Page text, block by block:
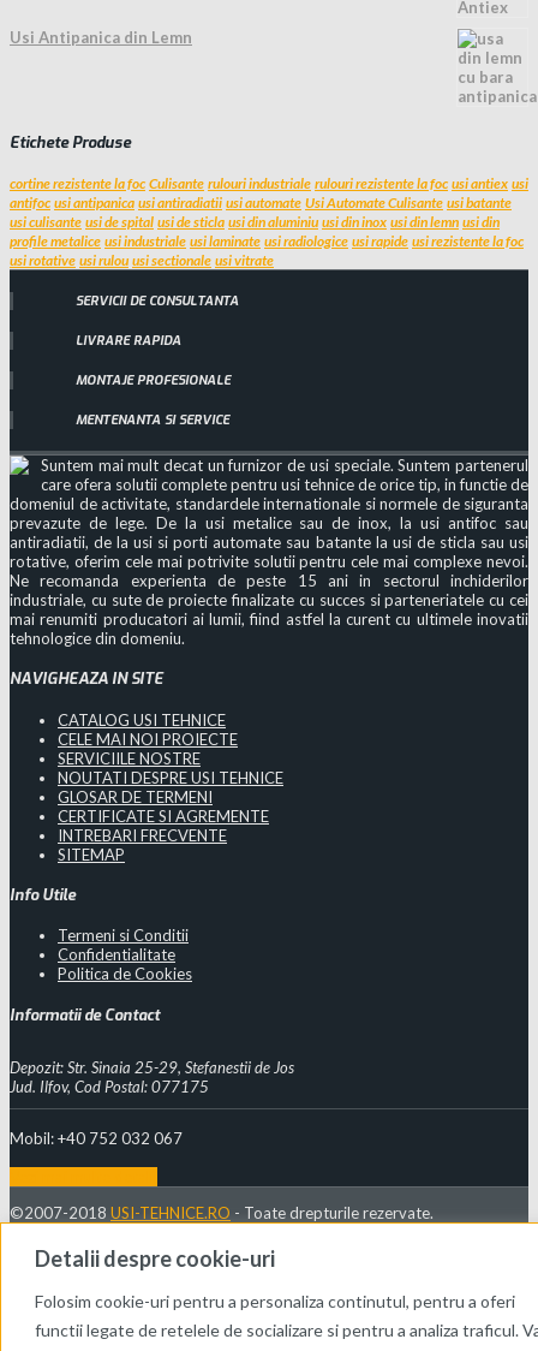
Detalii despre cookie-uri
Folosim cookie-uri pentru a personaliza continutul, pentru a oferi
functii legate de retelele de socializare si pentru a analiza traficul.
Usi Antipanica din Lemn
Etichete Produse
cortine rezistente la foc Culisante rulouri industriale rulouri rezistente la foc usi antiex usi
antifoc usi antipanica usi antiradiatii usi automate Usi Automate Culisante usi batante
usi culisante usi de spital usi de sticla usi din aluminiu usi din inox usi din lemn usi din
profile metalice usi industriale usi laminate usi radiologice usi rapide usi rezistente la foc
usi rotative usi rulou usi sectionale usi vitrate
SERVICII DE CONSULTANTA
LIVRARE RAPIDA
MONTAJE PROFESIONALE
MENTENANTA SI SERVICE
Suntem mai mult decat un furnizor de usi speciale. Suntem partenerul
care ofera solutii complete pentru usi tehnice de orice tip, in functie de
domeniul de activitate, standardele internationale si normele de siguranta
prevazute de lege. De la usi metalice sau de inox, la usi antifoc sau
antiradiatii, de la usi si porti automate sau batante la usi de sticla sau usi
rotative, oferim cele mai potrivite solutii pentru cele mai complexe nevoi.
Ne recomanda experienta de peste 15 ani in sectorul inchiderilor
industriale, cu sute de proiecte finalizate cu succes si parteneriatele cu cei
mai renumiti producatori ai lumii, fiind astfel la curent cu ultimele inovatii
tehnologice din domeniu.
NAVIGHEAZA IN SITE
CATALOG USI TEHNICE
CELE MAI NOI PROIECTE
SERVICIILE NOSTRE
NOUTATI DESPRE USI TEHNICE
GLOSAR DE TERMENI
CERTIFICATE SI AGREMENTE
INTREBARI FRECVENTE
SITEMAP
Info Utile
Termeni si Conditii
Confidentialitate
Politica de Cookies
Informatii de Contact
Depozit: Str. Sinaia 25-29, Stefanestii de Jos
Jud. Ilfov, Cod Postal: 077175
Mobil: +40 752 032 067
©2007-2018 USI-TEHNICE.RO - Toate drepturile rezervate.